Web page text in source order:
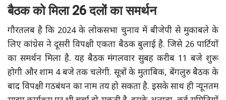
बैठक को मिला 26 दलों का समर्थन
गौरतलब है कि 2024 के लोकसभा चुनाव में बीजेपी से मुकाबले के
लिए कांग्रेस ने दूसरी विपक्षी एकता बैठक बुलाई है. जिसे 26 पार्टियों
का समर्थन मिला है. यह बैठक मंगलवार सुबह करीब 11 बजे शुरू
होगी और शाम 4 बजे तक चलेगी. सूत्रों के मुताबिक, बेंगलुरु बैठक के
बाद विपक्षी गठबंधन का नाम तय हो सकता है. इसके साथ ही न्यूनतम